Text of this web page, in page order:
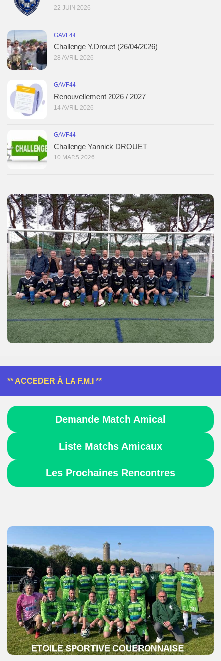
22 JUIN 2026
GAVF44
Challenge Y.Drouet (26/04/2026)
28 AVRIL 2026
GAVF44
Renouvellement 2026 / 2027
14 AVRIL 2026
GAVF44
Challenge Yannick DROUET
10 MARS 2026
** ACCEDER À LA F.M.I **
Demande Match Amical
Liste Matchs Amicaux
Les Prochaines Rencontres